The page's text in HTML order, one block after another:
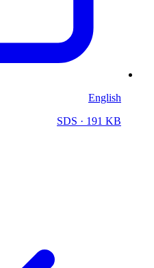
English
SDS · 191 KB